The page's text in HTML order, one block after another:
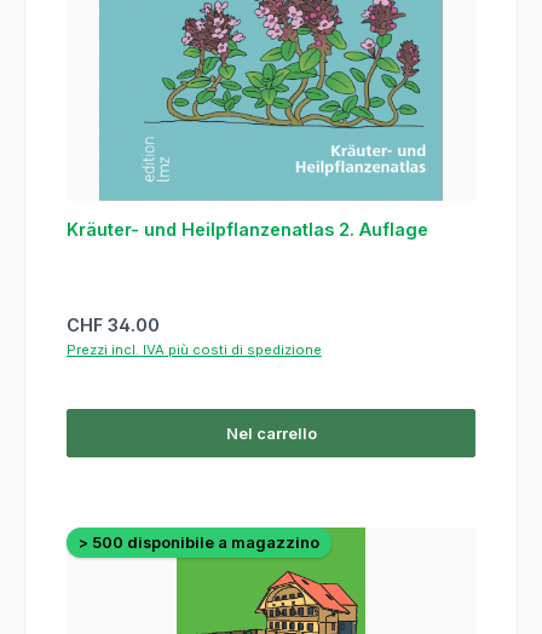
Kräuter- und Heilpflanzenatlas 2. Auflage
Prezzo normale:
CHF 34.00
Prezzi incl. IVA più costi di spedizione
Nel carrello
> 500 disponibile a magazzino